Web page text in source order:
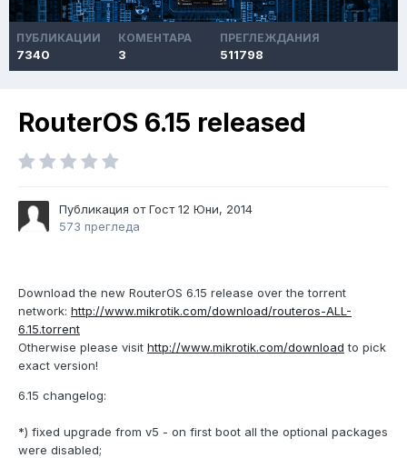
ПУБЛИКАЦИИ
7340
КОМЕНТАРА
3
ПРЕГЛЕЖДАНИЯ
511798
RouterOS 6.15 released
Публикация от Гост12 Юни, 2014
573 прегледа
Download the new RouterOS 6.15 release over the torrent
network: http://www.mikrotik.com/download/routeros-ALL-
6.15.torrent
Otherwise please visit http://www.mikrotik.com/download to pick
exact version!
6.15 changelog:
*) fixed upgrade from v5 - on first boot all the optional packages
were disabled;